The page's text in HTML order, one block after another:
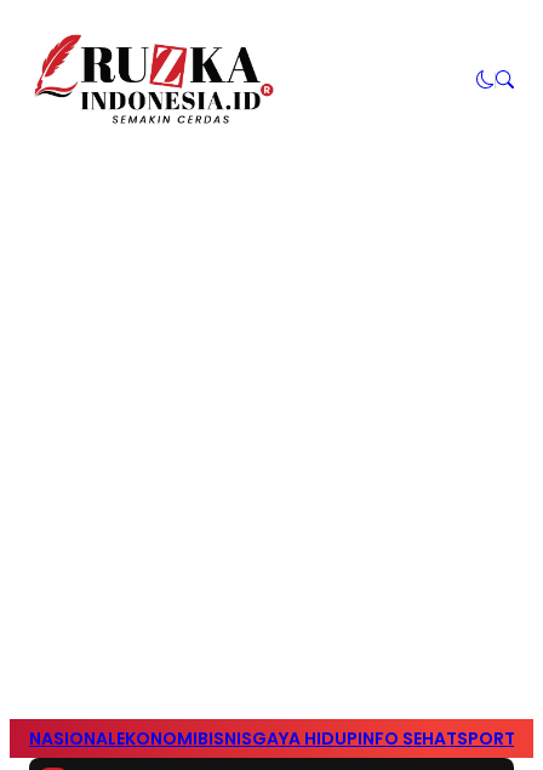
NASIONALEKONOMIBISNISGAYA HIDUPINFO SEHATSPORTS